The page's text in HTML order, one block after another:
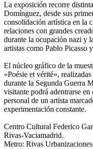
La exposición recorre
Domínguez, desde sus
consolidación artística en la
relaciones con grandes
durante la ocupación nazi y
artistas como Pablo Picasso
El núcleo gráfico de la
«Poésie et vérité»,
durante la Segunda Guerra
visitante podrá adentrarse
personal de un artista
experimentación constante.
Centro Cultural Federico
Rivas-Vaciamadrid.
Metro: Rivas